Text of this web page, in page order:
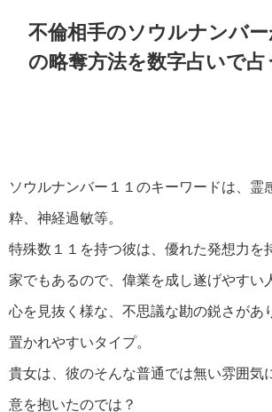
不倫相手のソウルナンバ
の略奪方法を数字占いで占
ソウルナンバー１１のキーワードは、霊
粋、神経過敏等。
特殊数１１を持つ彼は、優れた発想力を
家でもあるので、偉業を成し遂げやすい
心を見抜く様な、不思議な勘の鋭さがあ
置かれやすいタイプ。
貴女は、彼のそんな普通では無い雰囲気
意を抱いたのでは？